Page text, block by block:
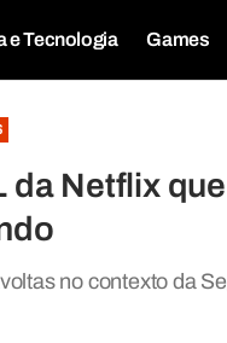
e Tecnologia Games
da Netflix
no contexto da